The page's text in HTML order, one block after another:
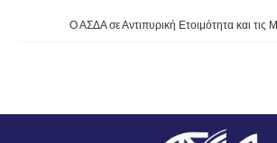
Ο ΑΣΔΑ σε Αντιπυρική Ετοιμότητα και τις